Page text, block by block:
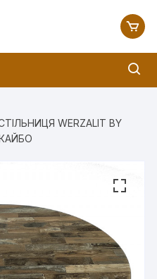
WERZALIT BY